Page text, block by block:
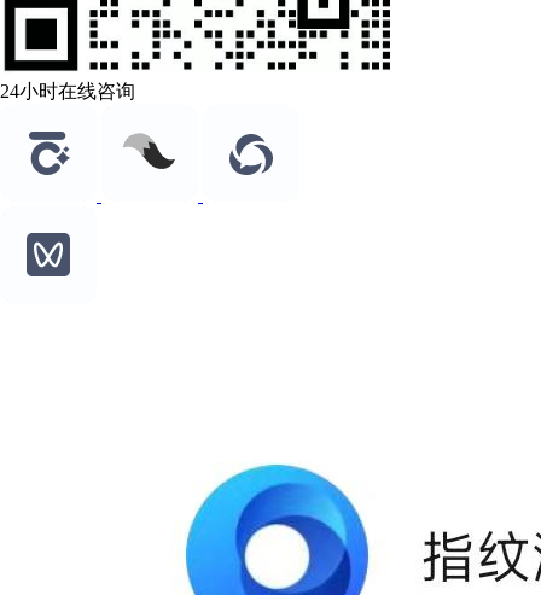
24小时在线咨询